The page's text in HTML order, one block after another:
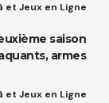
et Jeux en Ligne
saison
armes
et Jeux en Ligne